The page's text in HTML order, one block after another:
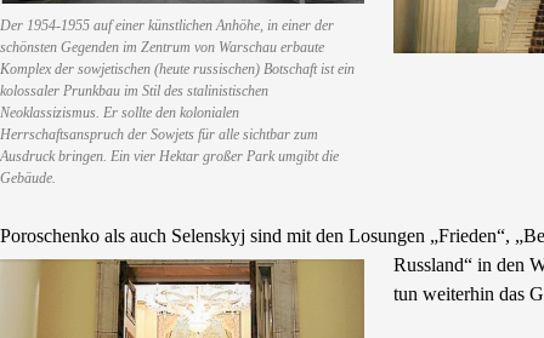
Der 1954-1955 auf einer künstlichen Anhöhe, in einer der
schönsten Gegenden im Zentrum von Warschau erbaute
Komplex der sowjetischen (heute russischen) Botschaft ist ein
kolossaler Prunkbau im Stil des stalinistischen
Neoklassizismus. Er sollte den kolonialen
Herrschaftsanspruch der Sowjets für alle sichtbar zum
Ausdruck bringen. Ein vier Hektar großer Park umgibt die
Gebäude.
Poroschenko als auch Selenskyj sind mit den Losungen „Frieden“,
Russland“ in den
tun weiterhin das